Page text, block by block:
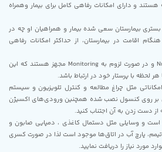
و دارای امکانات رفاهی کامل برای بیمار وهمراه
بیمارستان سعی شده بیمار و همراهیان او چه در
اقامت در بیمارستان، از حداکثر امکانات رفاهی
این اتاق‌ها به سیستم Nursing call و در صورت لزوم به Monitoring مجهز هستند که این
هر لحظه با پرستار خود در ارتباط باشد.
مثل چراغ مطالعه و کنترل تلویزیون و سیستم
آن بر روی کنسول نصب شده همچنین ورودی‌های اکسیژن
دست زدن به آن اجتناب کنید.
و وسایلی مثل دستمال کاغذی ، دمپایی صابون و
تیمم، پارچ آب در اتاق‌‌ها موجود است لذا در صورت کسری
مورد نیاز را دریافت نمایید.